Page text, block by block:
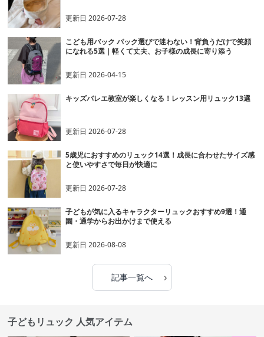
更新日2026-07-28
こども用バック パック選びで迷わない！背負うだけで笑顔
になれる5選｜軽くて丈夫、お子様の成長に寄り添う
更新日2026-04-15
キッズバレエ教室が楽しくなる！レッスン用リュック13選
更新日2026-07-28
5歳児におすすめのリュック14選！成長に合わせたサイズ感
と使いやすさで毎日が快適に
更新日2026-07-28
子どもが気に入るキャラクターリュックおすすめ9選！通
園・通学からお出かけまで使える
更新日2026-08-08
記事一覧へ ›
子どもリュック 人気アイテム